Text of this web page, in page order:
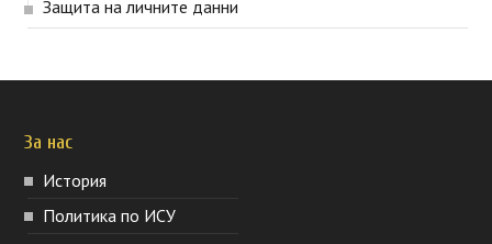
Защита на личните данни
За нас
История
Политика по ИСУ